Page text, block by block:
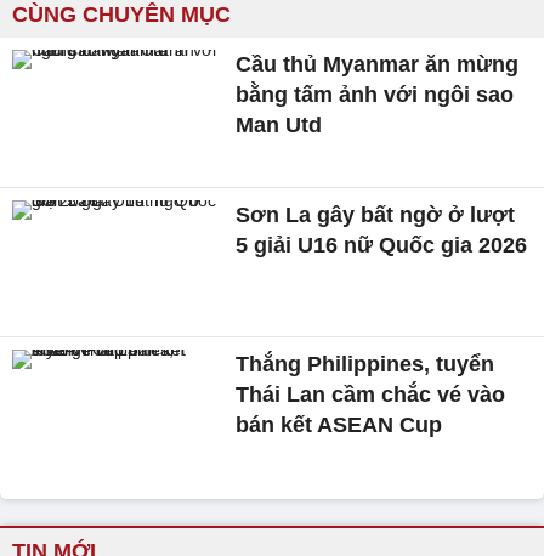
CÙNG CHUYÊN MỤC
Cầu thủ Myanmar ăn mừng
bằng tấm ảnh với ngôi sao
Man Utd
Sơn La gây bất ngờ ở lượt
5 giải U16 nữ Quốc gia 2026
Thắng Philippines, tuyển
Thái Lan cầm chắc vé vào
bán kết ASEAN Cup